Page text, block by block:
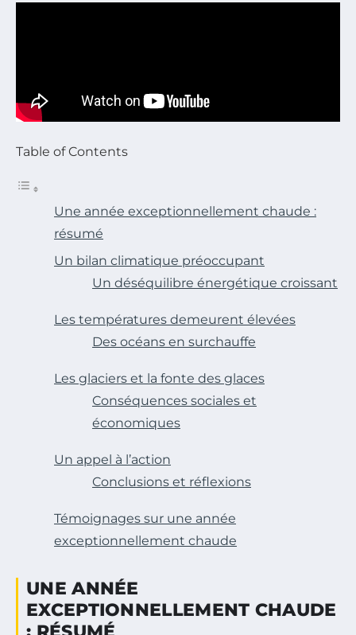
Table of Contents
Une année exceptionnellement chaude :
résumé
Un bilan climatique préoccupant
Un déséquilibre énergétique croissant
Les températures demeurent élevées
Des océans en surchauffe
Les glaciers et la fonte des glaces
Conséquences sociales et
économiques
Un appel à l’action
Conclusions et réflexions
Témoignages sur une année
exceptionnellement chaude
UNE ANNÉE
EXCEPTIONNELLEMENT CHAUDE